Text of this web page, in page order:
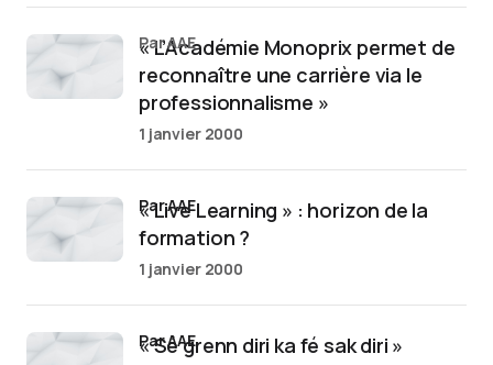
« L’Académie Monoprix permet de
reconnaître une carrière via le
professionnalisme »
par AAE
1 janvier 2000
« Live Learning » : horizon de la
formation ?
par AAE
1 janvier 2000
« Sé grenn diri ka fé sak diri »
par AAE